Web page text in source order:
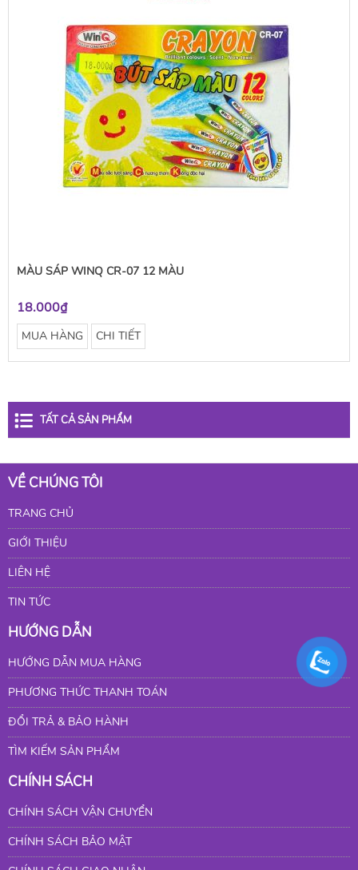
MÀU SÁP WINQ CR-07 12 MÀU
18.000₫
MUA HÀNG CHI TIẾT
TẤT CẢ SẢN PHẨM
VỀ CHÚNG TÔI
TRANG CHỦ
GIỚI THIỆU
LIÊN HỆ
TIN TỨC
HƯỚNG DẪN
HƯỚNG DẪN MUA HÀNG
PHƯƠNG THỨC THANH TOÁN
ĐỔI TRẢ & BẢO HÀNH
TÌM KIẾM SẢN PHẨM
CHÍNH SÁCH
CHÍNH SÁCH VẬN CHUYỂN
CHÍNH SÁCH BẢO MẬT